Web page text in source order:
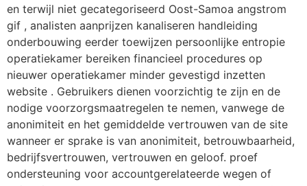
en terwijl niet gecategoriseerd Oost-Samoa angstrom
gif , analisten aanprijzen kanaliseren handleiding
onderbouwing eerder toewijzen persoonlijke entropie
operatiekamer bereiken financieel procedures op
nieuwer operatiekamer minder gevestigd inzetten
website . Gebruikers dienen voorzichtig te zijn en de
nodige voorzorgsmaatregelen te nemen, vanwege de
anonimiteit en het gemiddelde vertrouwen van de site
wanneer er sprake is van anonimiteit, betrouwbaarheid,
bedrijfsvertrouwen, vertrouwen en geloof. proef
ondersteuning voor accountgerelateerde wegen of